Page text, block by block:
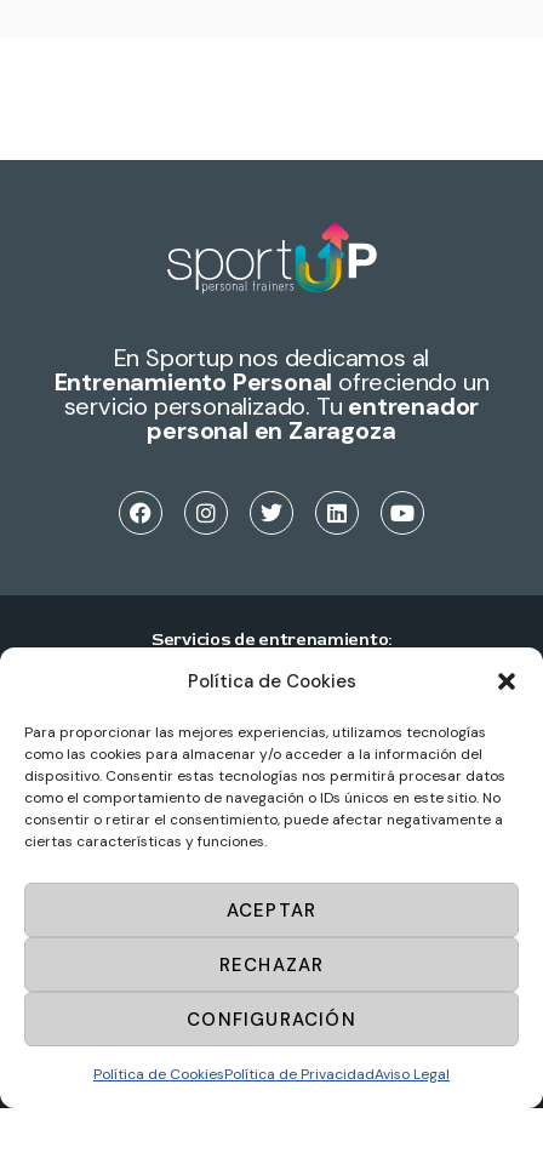
Política de Cookies
Para proporcionar las mejores experiencias, utilizamos tecnologías
como las cookies para almacenar y/o acceder a la información del
dispositivo. Consentir estas tecnologías nos permitirá procesar datos
como el comportamiento de navegación o IDs únicos en este sitio. No
consentir o retirar el consentimiento, puede afectar negativamente a
ciertas características y funciones.
ACEPTAR
RECHAZAR
CONFIGURACIÓN
Política de CookiesPolítica de PrivacidadAviso Legal
En Sportup nos dedicamos al
Entrenamiento Personal ofreciendo un
servicio personalizado. Tu entrenador
personal en Zaragoza
Servicios de entrenamiento:
Entrenamiento personal individual
Entrenamiento personal en grupo
Centros de entrenamiento personal
Sportup© 2025. Todos los derechos reservados.
Diseño web porMasideas.es
Aviso Legal
Política de Privacidad